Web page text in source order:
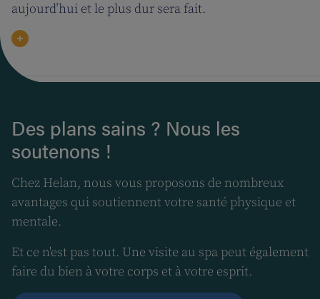
aujourd’hui et le plus dur sera fait.
Des plans sains ? Nous les
soutenons !
Chez Helan, nous vous proposons de nombreux
avantages qui soutiennent votre santé physique et
mentale.
Et ce n'est pas tout. Une visite au spa peut également
faire du bien à votre corps et à votre esprit.